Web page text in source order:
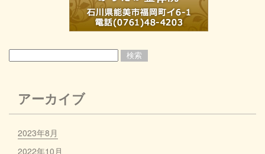
アーカイブ
2023年8月
2022年10月